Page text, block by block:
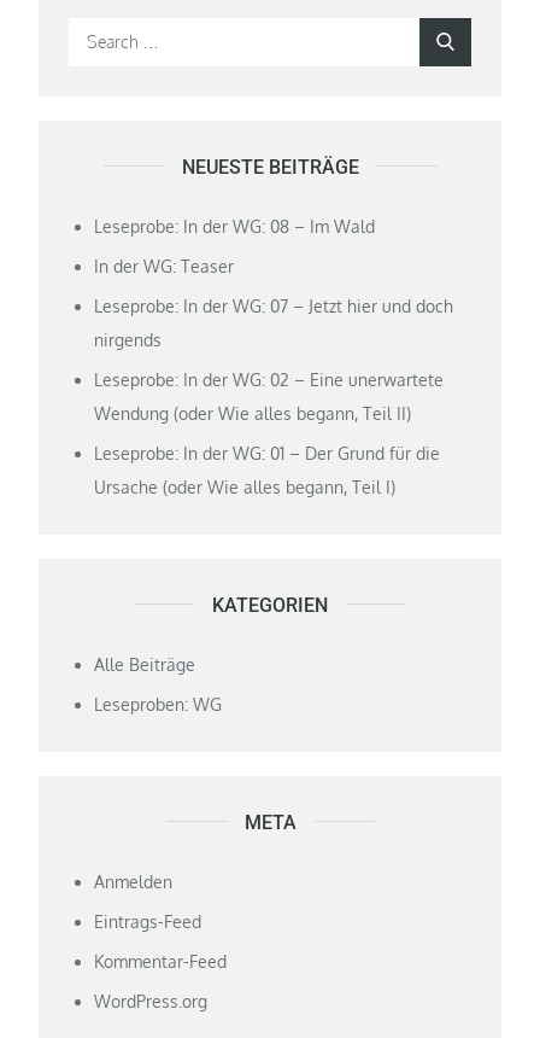
Search
NEUESTE BEITRÄGE
Leseprobe: In der WG: 08 – Im Wald
In der WG: Teaser
Leseprobe: In der WG: 07 – Jetzt hier und doch
nirgends
Leseprobe: In der WG: 02 – Eine unerwartete
Wendung (oder Wie alles begann, Teil II)
Leseprobe: In der WG: 01 – Der Grund für die
Ursache (oder Wie alles begann, Teil I)
KATEGORIEN
Alle Beiträge
Leseproben: WG
META
Anmelden
Eintrags-Feed
Kommentar-Feed
WordPress.org